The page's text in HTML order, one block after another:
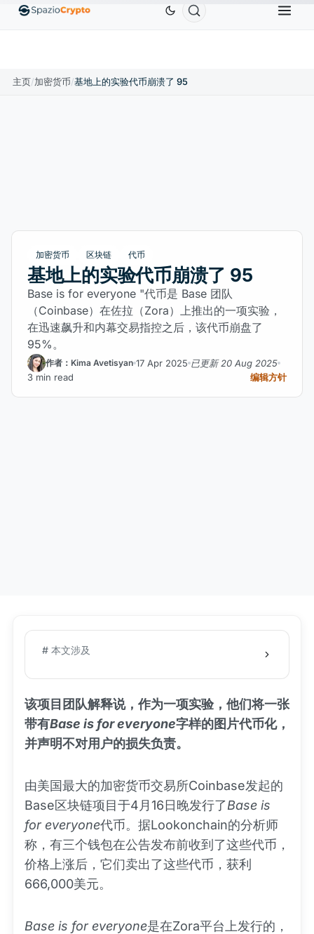
US$1,880.58↑1.90% US$0.9991↑0.00% US$586.64
主页/加密货币/基地上的实验代币崩溃了 95
加密货币 区块链 代币
基地上的实验代币崩溃了 95
Base is for everyone "代币是 Base 团队
（Coinbase）在佐拉（Zora）上推出的一项实验，
在迅速飙升和内幕交易指控之后，该代币崩盘了
95%。
作者：Kima Avetisyan 17 Apr 2025 已更新 20 Aug 2025
3 min read
编辑方针
# 本文涉及
该项目团队解释说，作为一项实验，他们将一张
带有Base is for everyone字样的图片代币化，
并声明不对用户的损失负责。
由美国最大的加密货币交易所Coinbase发起的
Base区块链项目于4月16日晚发行了Base is
for everyone代币。据Lookonchain的分析师
称，有三个钱包在公告发布前收到了这些代币，
价格上涨后，它们卖出了这些代币，获利
666,000美元。
Base is for everyone是在Zora平台上发行的，